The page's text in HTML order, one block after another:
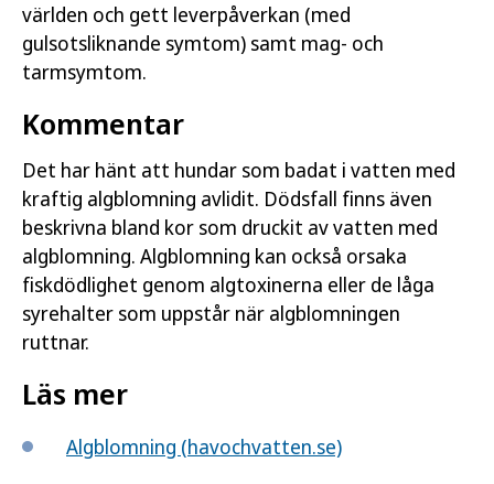
världen och gett leverpåverkan (med
gulsotsliknande symtom) samt mag- och
tarmsymtom.
Kommentar
Det har hänt att hundar som badat i vatten med
kraftig algblomning avlidit. Dödsfall finns även
beskrivna bland kor som druckit av vatten med
algblomning. Algblomning kan också orsaka
fiskdödlighet genom algtoxinerna eller de låga
syrehalter som uppstår när algblomningen
ruttnar.
Läs mer
Algblomning (havochvatten.se)